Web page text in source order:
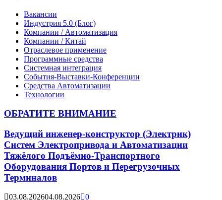
Вакансии
Индустрия 5.0 (Блог)
Компании / Автоматизация
Компании / Китай
Отраслевое применение
Программные средства
Системная интеграция
События-Выставки-Конференции
Средства Автоматизации
Технологии
ОБРАТИТЕ ВНИМАНИЕ
Ведущий инженер-конструктор (Электрик)
Систем Электропривода и Автоматизации
Тяжёлого Подъёмно-Транспортного
Оборудования Портов и Перегрузочных
Терминалов
03.08.202604.08.2026 0